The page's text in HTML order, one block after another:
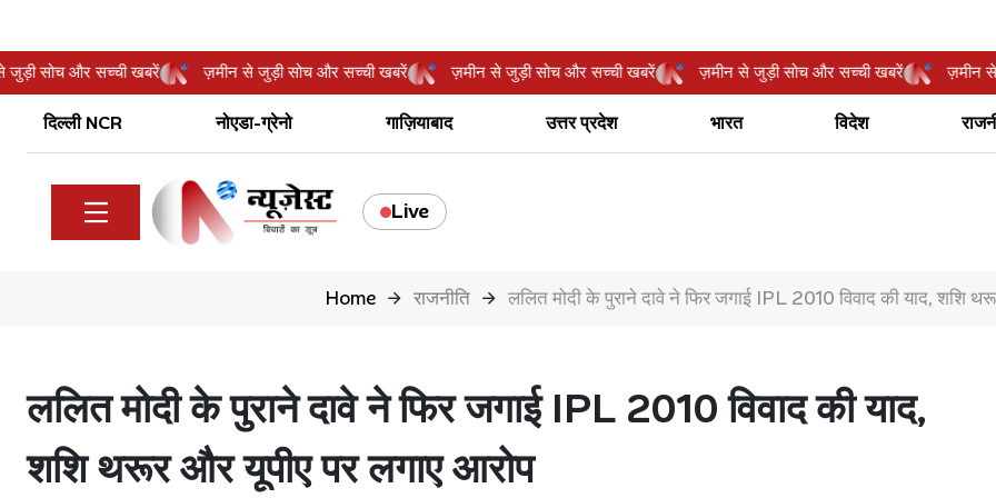
से जुड़ी सोच और सच्ची खबरें ज़मीन से जुड़ी सोच और सच्ची खबरें ज़मीन से जुड़ी सोच और सच्ची खबरें ज़मीन से जुड़ी सोच और सच्ची खबरें
दिल्ली NCR नोएडा-ग्रेनो गाज़ियाबाद उत्तर प्रदेश भारत विदेश
Live
Home राजनीति ललित मोदी के पुराने दावे ने फिर जगाई IPL 2010 विवाद की याद, शशि
ललित मोदी के पुराने दावे ने फिर जगाई IPL 2010 विवाद की याद,
शशि थरूर और यूपीए पर लगाए आरोप